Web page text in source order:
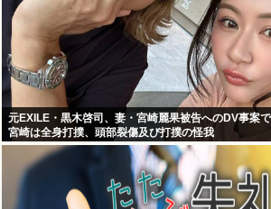
元EXILE・黒木啓司、妻・宮崎麗果被告へのDV事案
宮崎は全身打撲、頭部裂傷及び打撲の怪我